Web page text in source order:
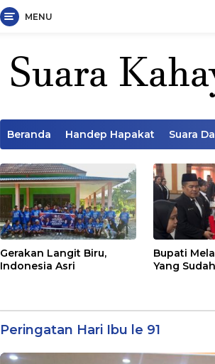
MENU
Beranda Handep Hapakat Suara
Gerakan Langit Biru,
Indonesia Asri
Bupati
Yang
Peringatan Hari Ibu le 91